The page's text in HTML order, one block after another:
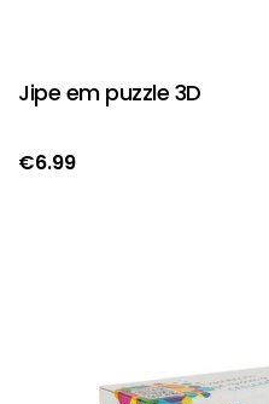
Jipe em puzzle 3D
€6.99